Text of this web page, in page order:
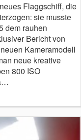
Flaggschiff, die
sie musste
dem rauhen
Bericht von
Kameramodell
neue kreative
800 ISO